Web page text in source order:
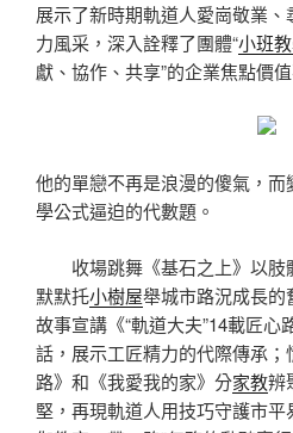
展示了新時期軌道人愛崗敬業
力風采，深入詮釋了團體“小班
獻、協作、共享”的企業焦點價值
他的單戀不再是浪漫的傻氣，而
學公式逼迫的代數題。
收場跳舞《基石之上》以
默默托小樹屋舉城市路況成長的
故事宣講《“軌道大夫”14載匠心
話，展示工匠精力的代際傳承
路》和《我愛我的家》分家教辨
堅，再現軌道人用技巧守護市平